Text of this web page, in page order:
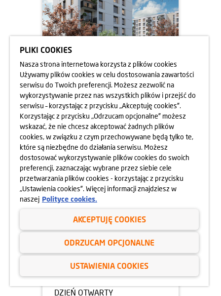
05.05.2025
DZIEŃ OTWARTY OSIEDLA
HARMONIA MOKOTÓW
10.05.2025
dowiedz się więcej
05.05.2025
DZIEŃ OTWARTY
PLIKI COOKIES
Nasza strona internetowa korzysta z plików cookies
Używamy plików cookies w celu dostosowania zawartości
serwisu do Twoich preferencji. Możesz zezwolić na
wykorzystywanie przez nas wszystkich plików i przejść do
serwisu – korzystając z przycisku „Akceptuję cookies”.
Korzystając z przycisku „Odrzucam opcjonalne” możesz
wskazać, że nie chcesz akceptować żadnych plików
cookies, w związku z czym przechowywane będą tylko te,
które są niezbędne do działania serwisu. Możesz
dostosować wykorzystywanie plików cookies do swoich
preferencji, zaznaczając wybrane przez siebie cele
przetwarzania plików cookies - korzystając z przycisku
„Ustawienia cookies”. Więcej informacji znajdziesz w
naszej Polityce cookies.
AKCEPTUJĘ COOKIES
ODRZUCAM OPCJONALNE
USTAWIENIA COOKIES